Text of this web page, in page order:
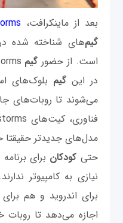
بعد از ماینکرافت،
گیم‌های شناخته شده
است. از حضور گیم
در اینگیم بلوک‌های
می‌شوند تا روبات‌های
مدل‌های جدیدتر حقیقتا
حتی کودکان
اجازه می‌دهد تا روبات